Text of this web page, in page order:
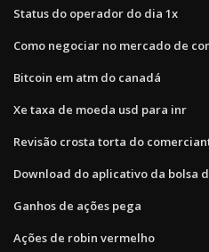
Status do operador do dia 1x
Como negociar no mercado de
Bitcoin em atm do canadá
Xe taxa de moeda usd para inr
Revisão crosta torta do
Download do aplicativo da bolsa
Ganhos de ações pega
Ações de robin vermelho